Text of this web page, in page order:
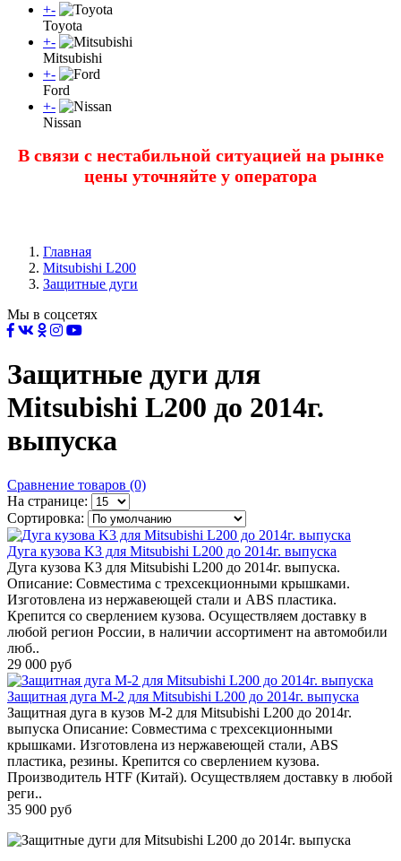
+-
Toyota
+-
Mitsubishi
+-
Ford
+-
Nissan
В связи с нестабильной ситуацией на рынке
цены уточняйте у оператора
Главная
Mitsubishi L200
Защитные дуги
Мы в соцсетях
Защитные дуги для
Mitsubishi L200 до 2014г.
выпуска
Сравнение товаров (0)
На странице:
Сортировка:
Дуга кузова K3 для Mitsubishi L200 до 2014г. выпуска
Дуга кузова K3 для Mitsubishi L200 до 2014г. выпуска.
Описание: Совместима с трехсекционными крышками.
Изготовлена из нержавеющей стали и ABS пластика.
Крепится со сверлением кузова. Осуществляем доставку в
любой регион России, в наличии ассортимент на автомобили
люб..
29 000 руб
Защитная дуга М-2 для Mitsubishi L200 до 2014г. выпуска
Защитная дуга в кузов М-2 для Mitsubishi L200 до 2014г.
выпуска Описание: Совместима с трехсекционными
крышками. Изготовлена из нержавеющей стали, ABS
пластика, резины. Крепится со сверлением кузова.
Производитель HTF (Китай). Осуществляем доставку в любой
реги..
35 900 руб